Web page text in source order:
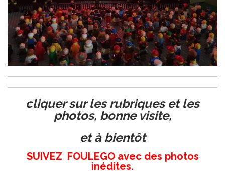
cliquer sur les rubriques et les
photos, bonne visite,
et à bientôt
SUIVEZ FOULEGO avec des photos
inédites.